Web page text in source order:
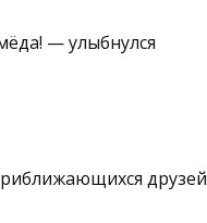
— улыбнулся
друзей